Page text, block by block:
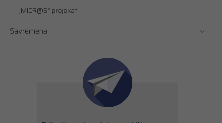
„MICR@S” projekat
Savremena